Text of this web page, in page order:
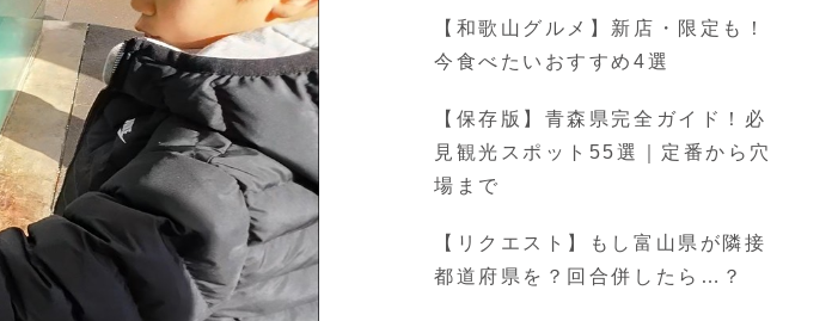
【和歌山グルメ】新店・限定も！
今食べたいおすすめ4選
【保存版】青森県完全ガイド！必
見観光スポット55選｜定番から穴
場まで
【リクエスト】もし富山県が隣接
都道府県を？回合併したら…？